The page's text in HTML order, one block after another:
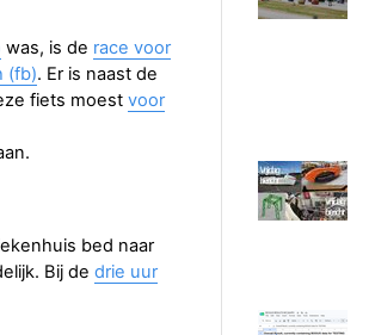
was, is de race voor
(fb). Er is naast de
fiets moest voor
bed naar
Bij de drie uur